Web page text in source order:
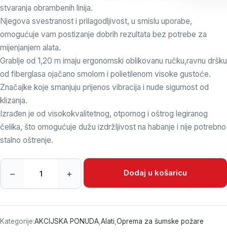
stvaranja obrambenih linija.
Njegova svestranost i prilagodljivost, u smislu uporabe,
omogućuje vam postizanje dobrih rezultata bez potrebe za
mijenjanjem alata.
Grablje od 1,20 m imaju ergonomski oblikovanu ručku,ravnu dršku
od fiberglasa ojačano smolom i polietilenom visoke gustoće.
Značajke koje smanjuju prijenos vibracija i nude sigurnost od
klizanja.
Izrađen je od visokokvalitetnog, otpornog i oštrog legiranog
čelika, što omogućuje dužu izdržljivost na habanje i nije potrebno
stalno oštrenje.
Grablje Rastrillo Combinado Derki - Inforest količina
– + Dodaj u košaricu
Kategorije:AKCIJSKA PONUDA Alati Oprema za šumske požare